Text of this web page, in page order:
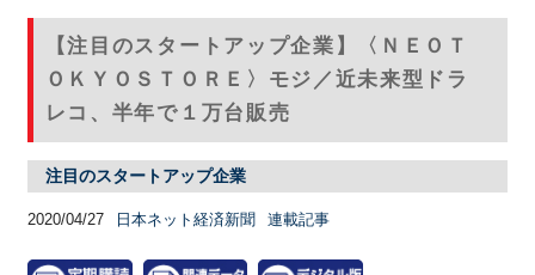
【注目のスタートアップ企業】〈ＮＥＯＴ
ＯＫＹＯＳＴＯＲＥ〉モジ／近未来型ドラ
レコ、半年で１万台販売
注目のスタートアップ企業
2020/04/27 日本ネット経済新聞 連載記事